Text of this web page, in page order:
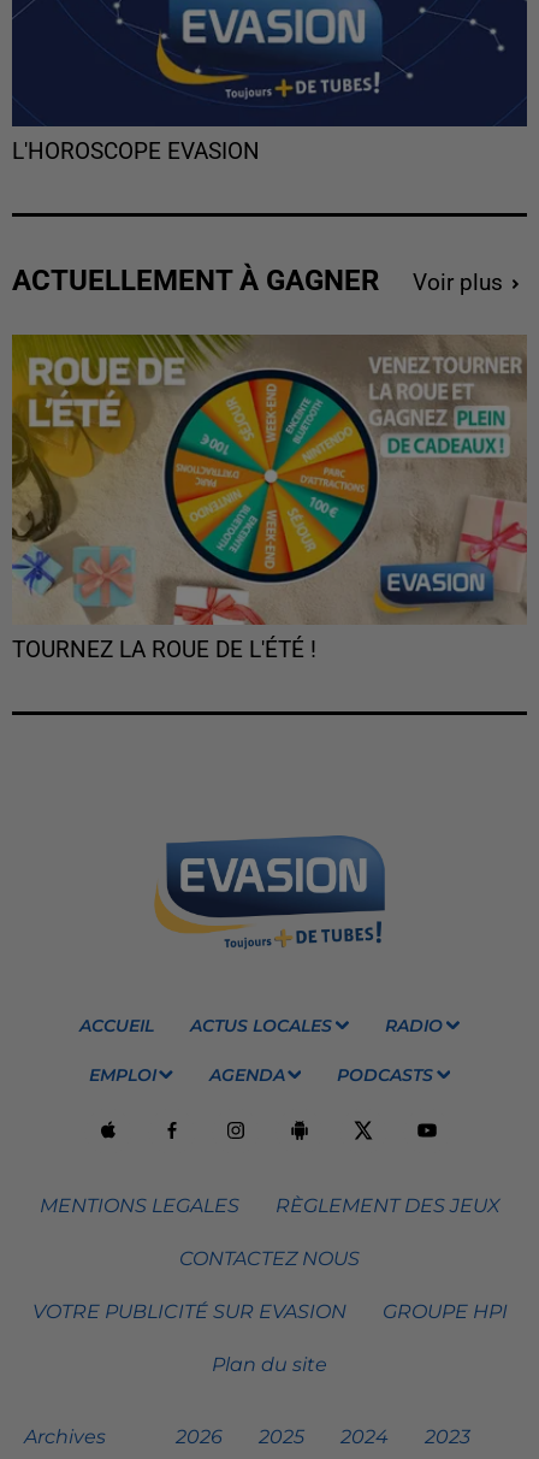
L'HOROSCOPE EVASION
ACTUELLEMENT À GAGNER Voir plus
TOURNEZ LA ROUE DE L'ÉTÉ !
ACCUEIL ACTUS LOCALES RADIO
EMPLOI AGENDA PODCASTS
MENTIONS LEGALES RÈGLEMENT DES JEUX
CONTACTEZ NOUS
VOTRE PUBLICITÉ SUR EVASION GROUPE HPI
Plan du site
Archives 2026 2025 2024 2023